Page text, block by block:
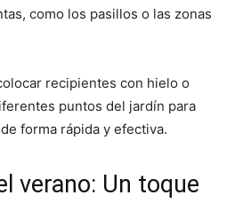
como los pasillos o las zonas
recipientes con hielo o
puntos del jardín para
forma rápida y efectiva.
verano: Un toque